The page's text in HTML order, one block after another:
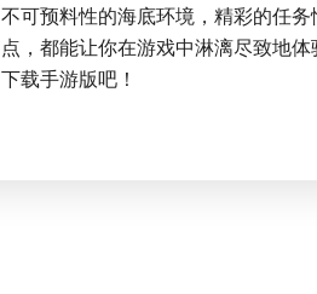
不可预料性的海底环境，精彩的任
点，都能让你在游戏中淋漓尽致地
下载手游版吧！